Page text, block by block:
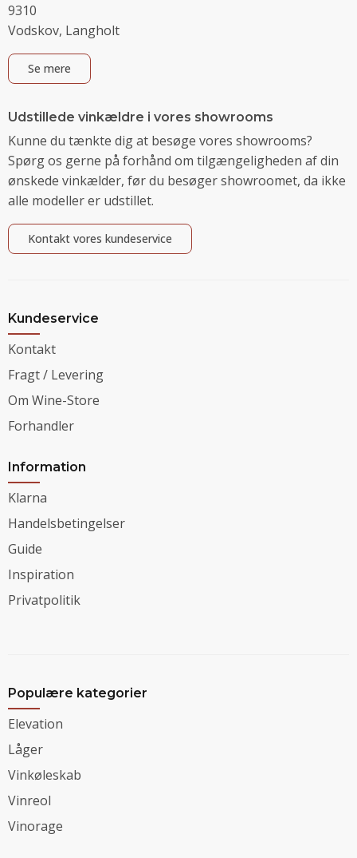
9310
Vodskov, Langholt
Se mere
Udstillede vinkældre i vores showrooms
Kunne du tænkte dig at besøge vores showrooms?
Spørg os gerne på forhånd om tilgængeligheden af din
ønskede vinkælder, før du besøger showroomet, da ikke
alle modeller er udstillet.
Kontakt vores kundeservice
Kundeservice
Kontakt
Fragt / Levering
Om Wine-Store
Forhandler
Information
Klarna
Handelsbetingelser
Guide
Inspiration
Privatpolitik
Populære kategorier
Elevation
Låger
Vinkøleskab
Vinreol
Vinorage